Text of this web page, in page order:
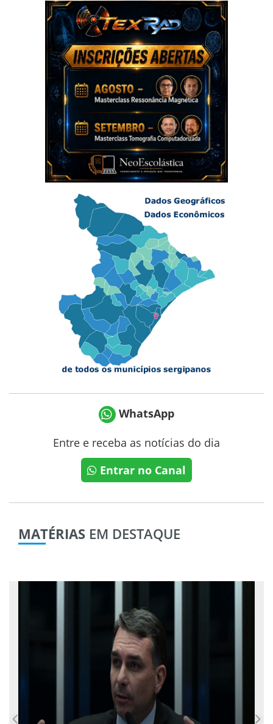
WhatsApp
Entre e receba as notícias do dia
Entrar no Canal
MATÉRIAS EM DESTAQUE